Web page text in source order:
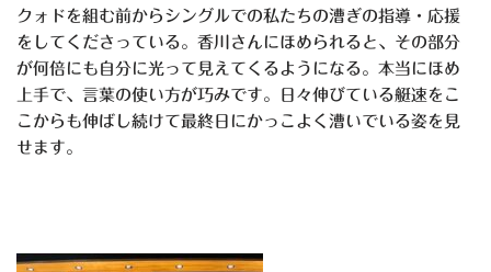
クォドを組む前からシングルでの私たちの漕ぎの指導・応援
をしてくださっている。香川さんにほめられると、その部分
が何倍にも自分に光って見えてくるようになる。本当にほめ
上手で、言葉の使い方が巧みです。日々伸びている艇速をこ
こからも伸ばし続けて最終日にかっこよく漕いでいる姿を見
せます。